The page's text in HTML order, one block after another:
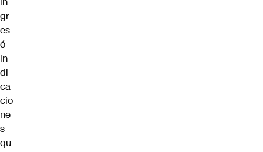
gr
es
ó
in
di
ca
cio
ne
s
qu